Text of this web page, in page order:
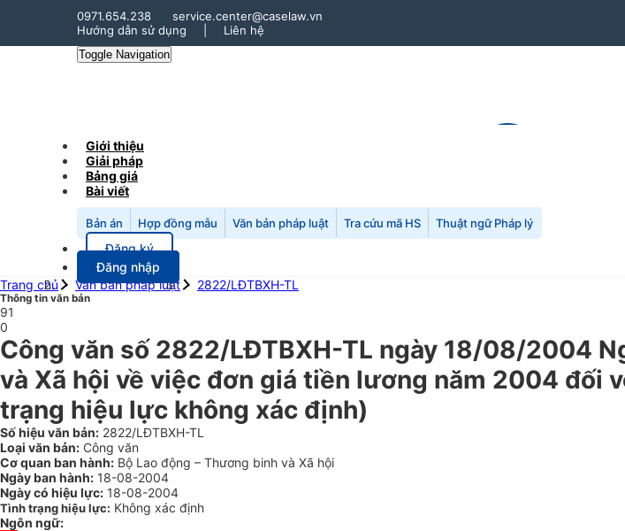
0971.654.238
service.center@caselaw.vn
Hướng dẫn sử dụng
Liên hệ
Toggle Navigation
Giới thiệu
Giải pháp
Bảng giá
Bài viết
Bản án Hợp đồng mẫu Văn bản pháp luật Tra cứu mã HS Thuật ngữ Pháp lý
Đăng ký
Đăng nhập
Trang chủ
Văn bản pháp luật 2822/LĐTBXH-TL
Thông tin văn bản
91
0
Công văn số 2822/LĐTBXH-TL ngày 18/08/2004
và Xã hội về việc đơn giá tiền lương năm 2004 đối
trạng hiệu lực không xác định)
Số hiệu văn bản: 2822/LĐTBXH-TL
Loại văn bản: Công văn
Cơ quan ban hành: Bộ Lao động – Thương binh và Xã hội
Ngày ban hành: 18-08-2004
Ngày có hiệu lực: 18-08-2004
Tình trạng hiệu lực: Không xác định
Ngôn ngữ: